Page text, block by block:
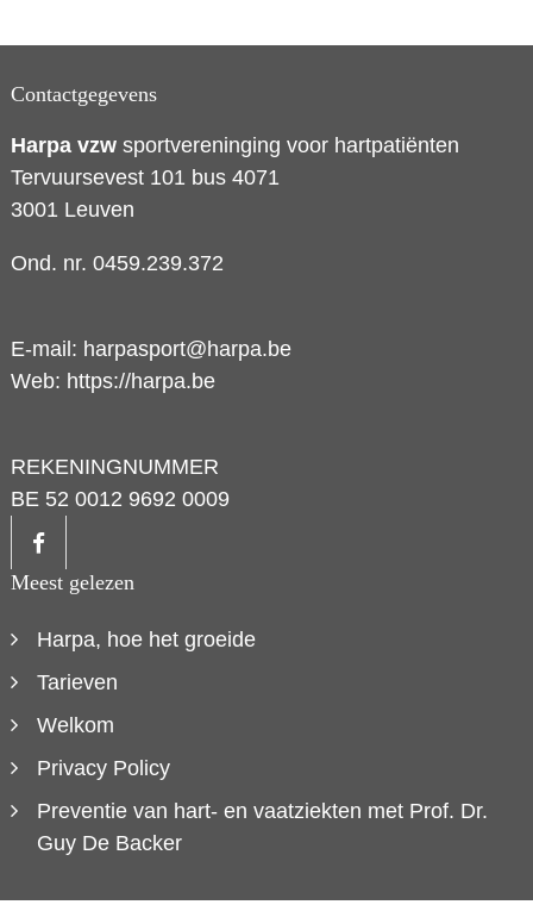
Contactgegevens
Harpa vzw sportvereninging voor hartpatiënten
Tervuursevest 101 bus 4071
3001 Leuven
Ond. nr. 0459.239.372
E-mail: harpasport@harpa.be
Web: https://harpa.be
REKENINGNUMMER
BE 52 0012 9692 0009
Meest gelezen
Harpa, hoe het groeide
Tarieven
Welkom
Privacy Policy
Preventie van hart- en vaatziekten met Prof. Dr.
Guy De Backer